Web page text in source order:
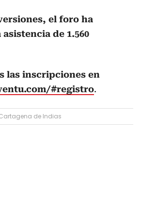
el foro ha
de 1.560
las inscripciones en
#registro.
de Indias